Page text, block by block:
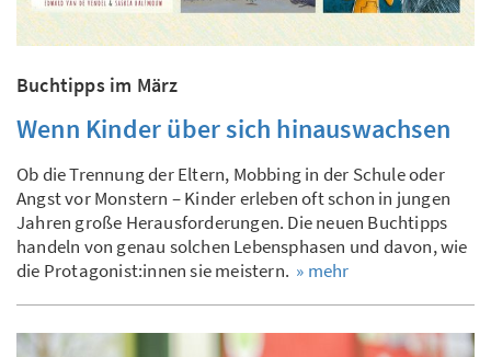
Buchtipps im März
Wenn Kinder über sich hinauswachsen
Ob die Trennung der Eltern, Mobbing in der Schule oder
Angst vor Monstern – Kinder erleben oft schon in jungen
Jahren große Herausforderungen. Die neuen Buchtipps
handeln von genau solchen Lebensphasen und davon, wie
die Protagonist:innen sie meistern. » mehr